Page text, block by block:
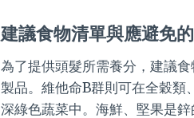
建議食物清單與應避免
為了提供頭髮所需養分，建議
製品。維他命B群則可在全穀類
深綠色蔬菜中。海鮮、堅果是